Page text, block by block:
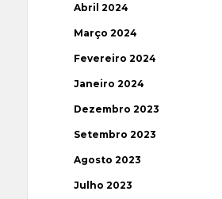
Abril 2024
Março 2024
Fevereiro 2024
Janeiro 2024
Dezembro 2023
Setembro 2023
Agosto 2023
Julho 2023